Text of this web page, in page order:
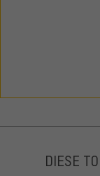
DIESE